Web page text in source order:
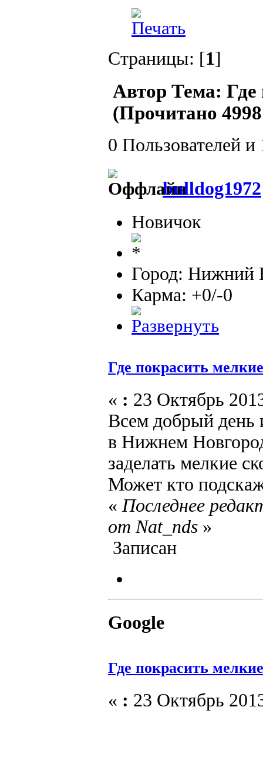
Страницы: [1]
Автор Тема: Где
(Прочитано
0 Пользователей
bulldog1972
Новичок
Город: Нижний
Карма: +0/-0
Где покрасить
« : 23 Октябрь
Всем добрый день
в Нижнем
заделать мелкие
Может кто
«Последнее
от Nat_nds »
Записан
Google
Где покрасить
« : 23 Октябрь